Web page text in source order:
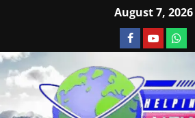
August 7, 2026